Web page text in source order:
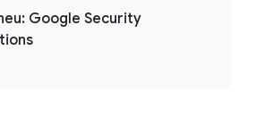
Google Security